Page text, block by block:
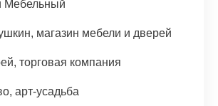
Мебельный
магазин мебели и дверей
торговая компания
арт-усадьба